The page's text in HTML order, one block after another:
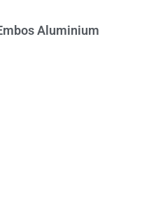
Aluminium